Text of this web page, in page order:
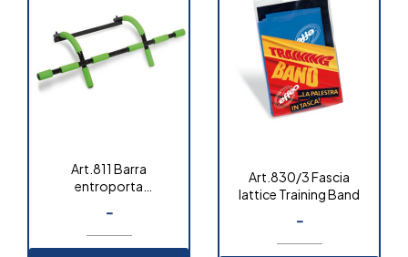
Art.811 Barra
entroporta
-
Art.830/3 Fascia
lattice Training Band
-